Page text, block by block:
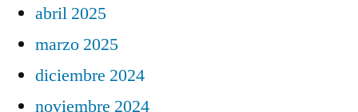
abril 2025
marzo 2025
diciembre 2024
noviembre 2024